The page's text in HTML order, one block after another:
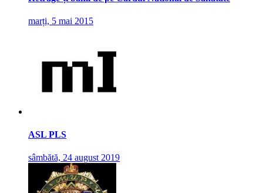
marți, 5 mai 2015
ASL PLS
sâmbătă, 24 august 2019